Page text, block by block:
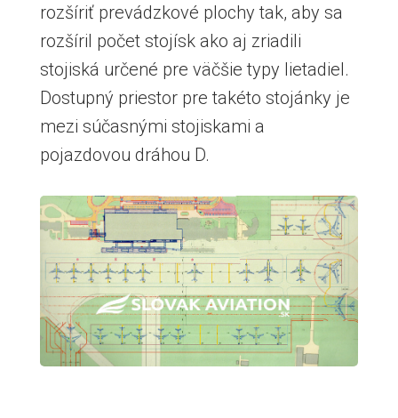
rozšíriť prevádzkové plochy tak, aby sa
rozšíril počet stojísk ako aj zriadili
stojiská určené pre väčšie typy lietadiel.
Dostupný priestor pre takéto stojánky je
mezi súčasnými stojiskami a
pojazdovou dráhou D.